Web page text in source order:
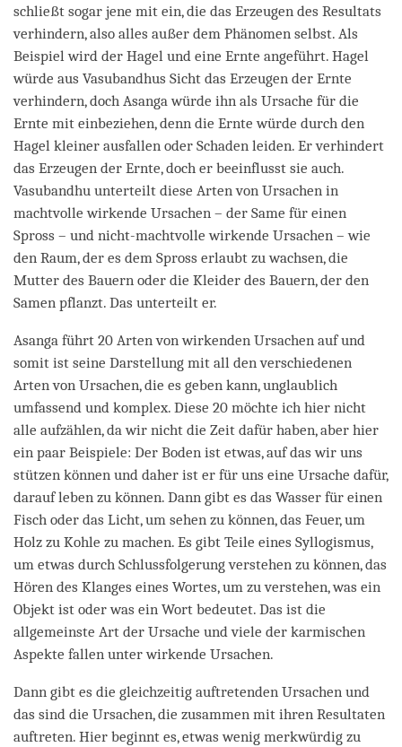
schließt sogar jene mit ein, die das Erzeugen des Resultats
verhindern, also alles außer dem Phänomen selbst. Als
Beispiel wird der Hagel und eine Ernte angeführt. Hagel
würde aus Vasubandhus Sicht das Erzeugen der Ernte
verhindern, doch Asanga würde ihn als Ursache für die
Ernte mit einbeziehen, denn die Ernte würde durch den
Hagel kleiner ausfallen oder Schaden leiden. Er verhindert
das Erzeugen der Ernte, doch er beeinflusst sie auch.
Vasubandhu unterteilt diese Arten von Ursachen in
machtvolle wirkende Ursachen – der Same für einen
Spross – und nicht-machtvolle wirkende Ursachen – wie
den Raum, der es dem Spross erlaubt zu wachsen, die
Mutter des Bauern oder die Kleider des Bauern, der den
Samen pflanzt. Das unterteilt er.
Asanga führt 20 Arten von wirkenden Ursachen auf und
somit ist seine Darstellung mit all den verschiedenen
Arten von Ursachen, die es geben kann, unglaublich
umfassend und komplex. Diese 20 möchte ich hier nicht
alle aufzählen, da wir nicht die Zeit dafür haben, aber hier
ein paar Beispiele: Der Boden ist etwas, auf das wir uns
stützen können und daher ist er für uns eine Ursache dafür,
darauf leben zu können. Dann gibt es das Wasser für einen
Fisch oder das Licht, um sehen zu können, das Feuer, um
Holz zu Kohle zu machen. Es gibt Teile eines Syllogismus,
um etwas durch Schlussfolgerung verstehen zu können, das
Hören des Klanges eines Wortes, um zu verstehen, was ein
Objekt ist oder was ein Wort bedeutet. Das ist die
allgemeinste Art der Ursache und viele der karmischen
Aspekte fallen unter wirkende Ursachen.
Dann gibt es die gleichzeitig auftretenden Ursachen und
das sind die Ursachen, die zusammen mit ihren Resultaten
auftreten. Hier beginnt es, etwas wenig merkwürdig zu